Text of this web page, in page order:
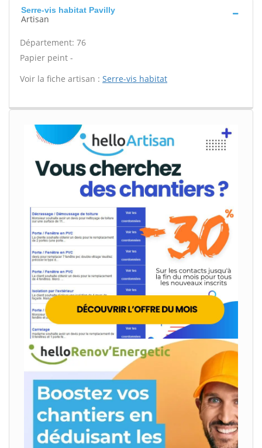
Serre-vis habitat Pavilly
Artisan
Département: 76
Papier peint -
Voir la fiche artisan : Serre-vis habitat